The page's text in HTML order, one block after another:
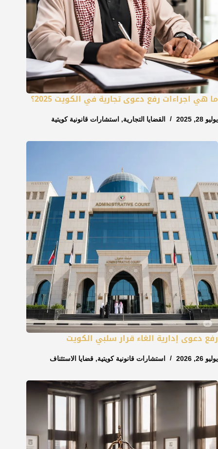
ما هي اجراءات رفع دعوى تجارية في الكويت 2025؟
يوليو 28, 2025 القضايا التجارية, استشارات قانونية كويتية
رفع دعوى إدارية الغاء قرار سلبي الكويت
يوليو 26, 2026 استشارات قانونية كويتية, قضايا الاستئناف